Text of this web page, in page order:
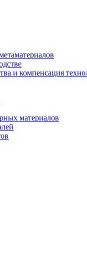
и компенсация
материалов